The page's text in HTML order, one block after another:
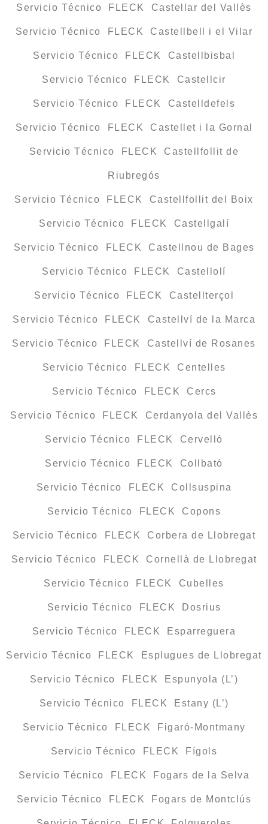
Servicio Técnico FLECK Castellar del Vallès
Servicio Técnico FLECK Castellbell i el Vilar
Servicio Técnico FLECK Castellbisbal
Servicio Técnico FLECK Castellcir
Servicio Técnico FLECK Castelldefels
Servicio Técnico FLECK Castellet i la Gornal
Servicio Técnico FLECK Castellfollit de
Riubregós
Servicio Técnico FLECK Castellfollit del Boix
Servicio Técnico FLECK Castellgalí
Servicio Técnico FLECK Castellnou de Bages
Servicio Técnico FLECK Castellolí
Servicio Técnico FLECK Castellterçol
Servicio Técnico FLECK Castellví de la Marca
Servicio Técnico FLECK Castellví de Rosanes
Servicio Técnico FLECK Centelles
Servicio Técnico FLECK Cercs
Servicio Técnico FLECK Cerdanyola del Vallès
Servicio Técnico FLECK Cervelló
Servicio Técnico FLECK Collbató
Servicio Técnico FLECK Collsuspina
Servicio Técnico FLECK Copons
Servicio Técnico FLECK Corbera de Llobregat
Servicio Técnico FLECK Cornellà de Llobregat
Servicio Técnico FLECK Cubelles
Servicio Técnico FLECK Dosrius
Servicio Técnico FLECK Esparreguera
Servicio Técnico FLECK Esplugues de Llobregat
Servicio Técnico FLECK Espunyola (L’)
Servicio Técnico FLECK Estany (L’)
Servicio Técnico FLECK Figaró-Montmany
Servicio Técnico FLECK Fígols
Servicio Técnico FLECK Fogars de la Selva
Servicio Técnico FLECK Fogars de Montclús